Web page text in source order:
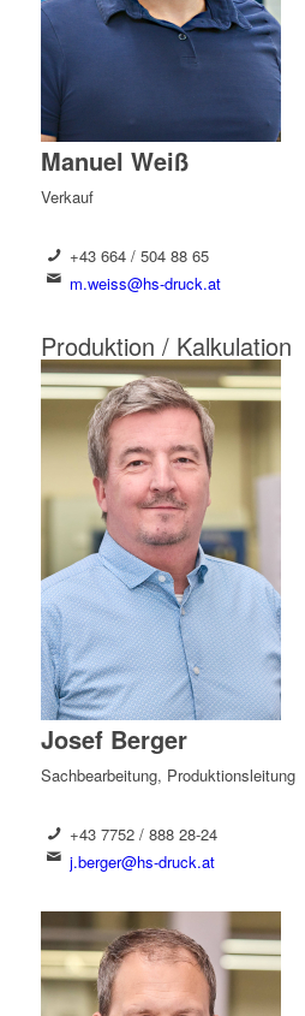
Manuel Weiß
Verkauf
+43 664 / 504 88 65
m.weiss@hs-druck.at
Produktion / Kalkulation
Josef Berger
Sachbearbeitung, Produktionsleitung
+43 7752 / 888 28-24
j.berger@hs-druck.at